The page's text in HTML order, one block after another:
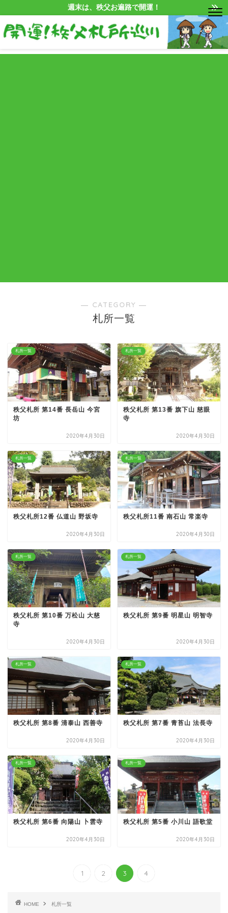
週末は、秩父お遍路で開運！
― CATEGORY ―
札所一覧
札所一覧
秩父札所 第14番 長岳山 今宮
坊
2020年4月30日
札所一覧
秩父札所 第13番 旗下山 慈眼
寺
2020年4月30日
札所一覧
秩父札所12番 仏道山 野坂寺
2020年4月30日
札所一覧
秩父札所11番 南石山 常楽寺
2020年4月30日
札所一覧
秩父札所 第10番 万松山 大慈
寺
2020年4月30日
札所一覧
秩父札所 第9番 明星山 明智寺
2020年4月30日
札所一覧
秩父札所 第8番 清泰山 西善寺
2020年4月30日
札所一覧
秩父札所 第7番 青苔山 法長寺
2020年4月30日
札所一覧
秩父札所 第6番 向陽山 卜雲寺
2020年4月30日
札所一覧
秩父札所 第5番 小川山 語歌堂
2020年4月30日
1 2 3 4
HOME 札所一覧